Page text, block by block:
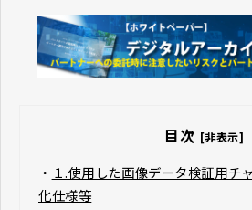
目次 [非表示]
・ １.使用した画像データ検証用チ
化仕様等